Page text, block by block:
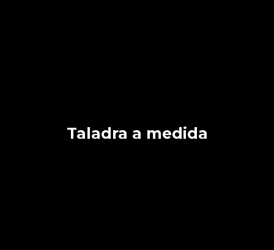
Taladra a medida